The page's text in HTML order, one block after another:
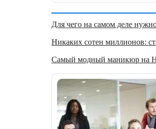
Для чего на самом деле
Никаких сотен миллионов:
Самый модный маникюр на